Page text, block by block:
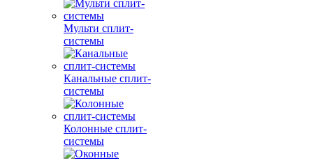
Мульти сплит-
системы
Канальные сплит-
системы
Колонные сплит-
системы